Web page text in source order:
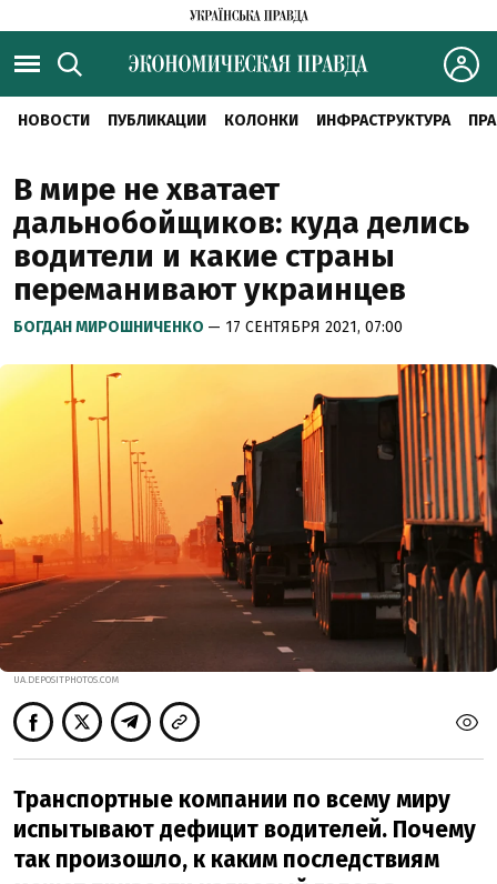
НОВОСТИ ПУБЛИКАЦИИ КОЛОНКИ ИНФРАСТРУКТУРА
В мире не хватает
дальнобойщиков: куда делись
водители и какие страны
переманивают украинцев
БОГДАН МИРОШНИЧЕНКО — 17 СЕНТЯБРЯ 2021, 07:00
UA.DEPOSITPHOTOS.COM
Транспортные компании по всему миру
испытывают дефицит водителей. Почему
так произошло, к каким последствиям